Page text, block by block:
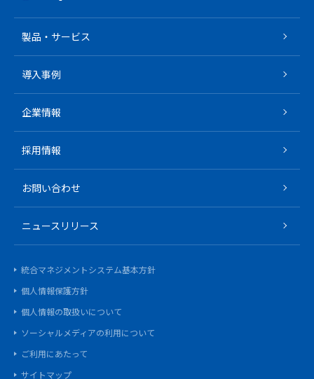
製品・サービス
導入事例
企業情報
採用情報
お問い合わせ
ニュースリリース
統合マネジメントシステム基本方針
個人情報保護方針
個人情報の取扱いについて
ソーシャルメディアの利用について
ご利用にあたって
サイトマップ